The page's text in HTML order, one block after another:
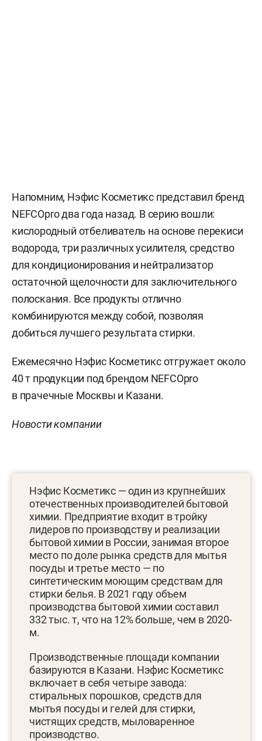
Напомним, Нэфис Косметикс представил бренд
NEFCOpro два года назад. В серию вошли:
кислородный отбеливатель на основе перекиси
водорода, три различных усилителя, средство
для кондиционирования и нейтрализатор
остаточной щелочности для заключительного
полоскания. Все продукты отлично
комбинируются между собой, позволяя
добиться лучшего результата стирки.
Ежемесячно Нэфис Косметикс отгружает около
40 т продукции под брендом NEFCOpro
в прачечные Москвы и Казани.
Новости компании
Нэфис Косметикс — один из крупнейших
отечественных производителей бытовой
химии. Предприятие входит в тройку
лидеров по производству и реализации
бытовой химии в России, занимая второе
место по доле рынка средств для мытья
посуды и третье место — по
синтетическим моющим средствам для
стирки белья. В 2021 году объем
производства бытовой химии составил
332 тыс. т, что на 12% больше, чем в 2020-
м.
Производственные площади компании
базируются в Казани. Нэфис Косметикс
включает в себя четыре завода:
стиральных порошков, средств для
мытья посуды и гелей для стирки,
чистящих средств, мыловаренное
производство.